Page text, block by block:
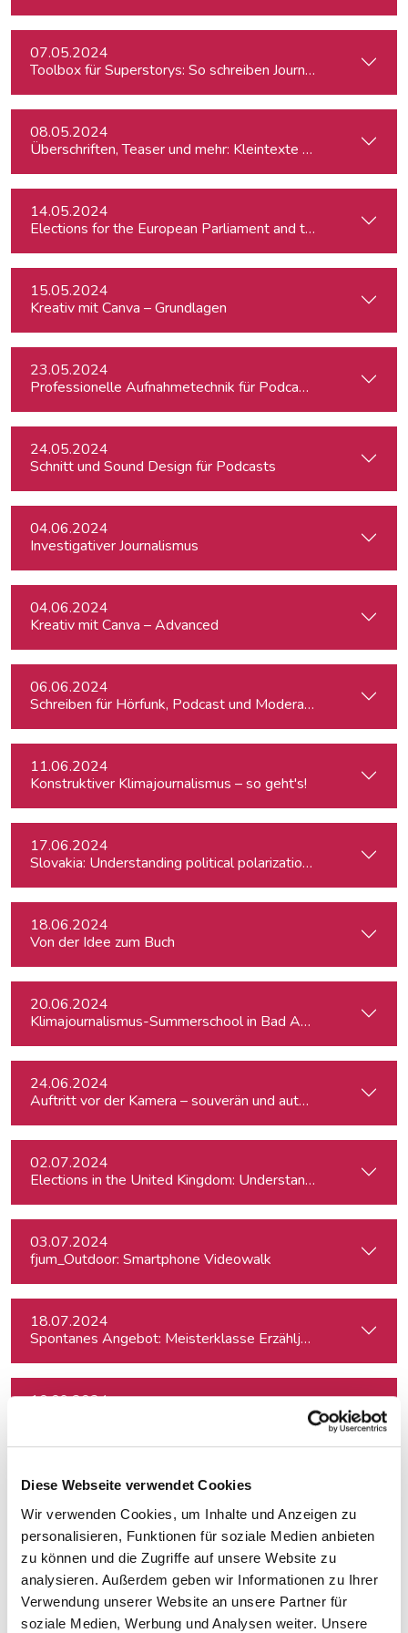
Diese Webseite verwendet Cookies
Wir verwenden Cookies, um Inhalte und Anzeigen zu
personalisieren, Funktionen für soziale Medien anbieten
zu können und die Zugriffe auf unsere Website zu
analysieren. Außerdem geben wir Informationen zu Ihrer
Verwendung unserer Website an unsere Partner für
soziale Medien, Werbung und Analysen weiter. Unsere
07.05.2024
Toolbox für Superstorys: So schreiben Journalist:innen
08.05.2024
Überschriften, Teaser und mehr: Kleintexte einfach besser
14.05.2024
15.05.2024
Kreativ mit Canva – Grundlagen
23.05.2024
Professionelle Aufnahmetechnik für Podcasts
24.05.2024
Schnitt und Sound Design für Podcasts
04.06.2024
Investigativer Journalismus
04.06.2024
Kreativ mit Canva – Advanced
06.06.2024
Schreiben für Hörfunk, Podcast und Moderation
11.06.2024
Konstruktiver Klimajournalismus – so geht's!
17.06.2024
Slovakia: Understanding political polarizations and their
18.06.2024
Von der Idee zum Buch
20.06.2024
Klimajournalismus-Summerschool in Bad Aussee
24.06.2024
Auftritt vor der Kamera – souverän und authentisch
02.07.2024
Elections in the United Kingdom: Understanding Voters’
03.07.2024
fjum_Outdoor: Smartphone Videowalk
18.07.2024
Spontanes Angebot: Meisterklasse Erzähljournalismus –
10.09.2024
Netzwerk Klimajournalismus: Press Briefing zur
17.09.2024
18.09.2024
Election Results in Eastern Germany: